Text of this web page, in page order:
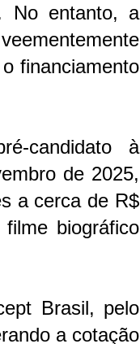
No entanto, a
financiamento
candidato à
de 2025,
a cerca de R$
biográfico
Brasil, pelo
a cotação